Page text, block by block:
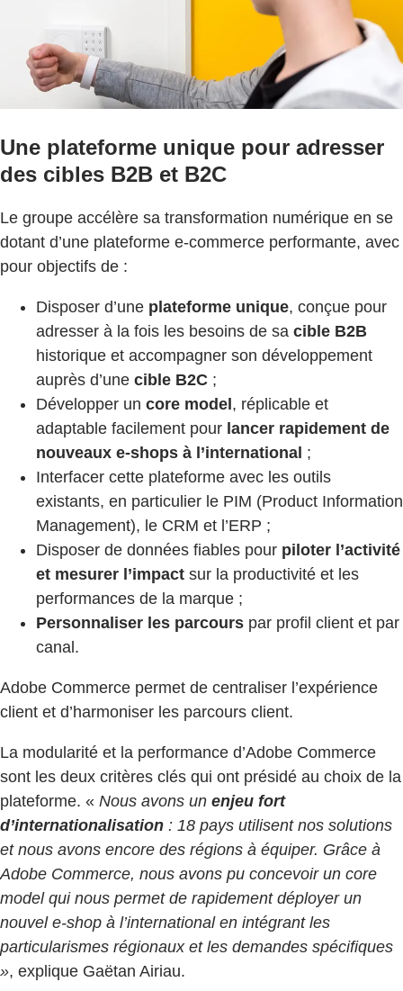
Une plateforme unique pour adresser
des cibles B2B et B2C
Le groupe accélère sa transformation numérique en se
dotant d’une plateforme e-commerce performante, avec
pour objectifs de :
Disposer d’une plateforme unique, conçue pour
adresser à la fois les besoins de sa cible B2B
historique et accompagner son développement
auprès d’une cible B2C ;
Développer un core model, réplicable et
adaptable facilement pour lancer rapidement de
nouveaux e-shops à l’international ;
Interfacer cette plateforme avec les outils
existants, en particulier le PIM (Product Information
Management), le CRM et l’ERP ;
Disposer de données fiables pour piloter l’activité
et mesurer l’impact sur la productivité et les
performances de la marque ;
Personnaliser les parcours par profil client et par
canal.
Adobe Commerce permet de centraliser l’expérience
client et d’harmoniser les parcours client.
La modularité et la performance d’Adobe Commerce
sont les deux critères clés qui ont présidé au choix de la
plateforme. « Nous avons un enjeu fort
d’internationalisation : 18 pays utilisent nos solutions
et nous avons encore des régions à équiper. Grâce à
Adobe Commerce, nous avons pu concevoir un core
model qui nous permet de rapidement déployer un
nouvel e-shop à l’international en intégrant les
particularismes régionaux et les demandes spécifiques
», explique Gaëtan Airiau.